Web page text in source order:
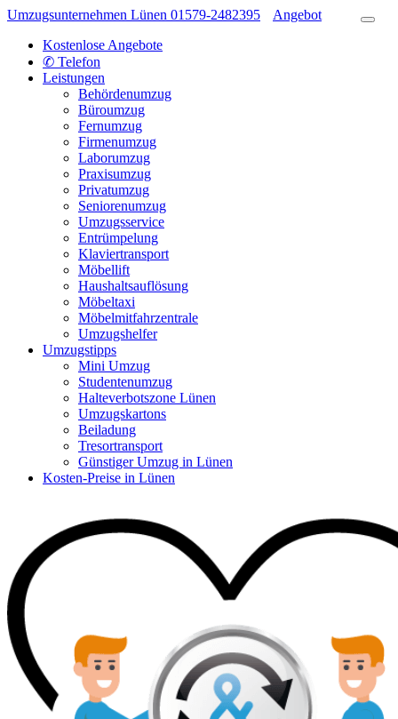
Umzugsunternehmen Lünen 01579-2482395
Angebot
Kostenlose Angebote
✆ Telefon
Leistungen
Behördenumzug
Büroumzug
Fernumzug
Firmenumzug
Laborumzug
Praxisumzug
Privatumzug
Seniorenumzug
Umzugsservice
Entrümpelung
Klaviertransport
Möbellift
Haushaltsauflösung
Möbeltaxi
Möbelmitfahrzentrale
Umzugshelfer
Umzugstipps
Mini Umzug
Studentenumzug
Halteverbotszone Lünen
Umzugskartons
Beiladung
Tresortransport
Günstiger Umzug in Lünen
Kosten-Preise in Lünen